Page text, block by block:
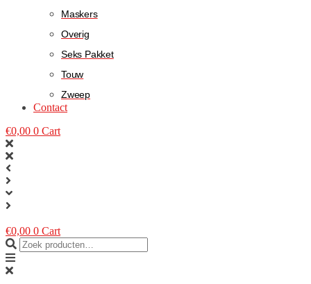
Maskers
Overig
Seks Pakket
Touw
Zweep
Contact
€0,00 0 Cart
€0,00 0 Cart